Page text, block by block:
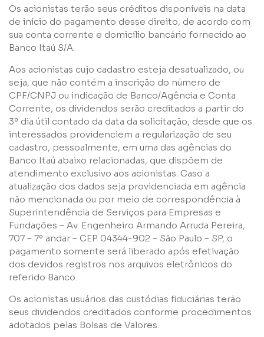
Os acionistas terão seus créditos disponíveis na data
de início do pagamento desse direito, de acordo com
sua conta corrente e domicílio bancário fornecido ao
Banco Itaú S/A.
Aos acionistas cujo cadastro esteja desatualizado, ou
seja, que não contém a inscrição do número de
CPF/CNPJ ou indicação de Banco/Agência e Conta
Corrente, os dividendos serão creditados a partir do
3º dia útil contado da data da solicitação, desde que os
interessados providenciem a regularização de seu
cadastro, pessoalmente, em uma das agências do
Banco Itaú abaixo relacionadas, que dispõem de
atendimento exclusivo aos acionistas. Caso a
atualização dos dados seja providenciada em agência
não mencionada ou por meio de correspondência à
Superintendência de Serviços para Empresas e
Fundações – Av. Engenheiro Armando Arruda Pereira,
707 – 7º andar – CEP 04344-902 – São Paulo – SP, o
pagamento somente será liberado após efetivação
dos devidos registros nos arquivos eletrônicos do
referido Banco.
Os acionistas usuários das custódias fiduciárias terão
seus dividendos creditados conforme procedimentos
adotados pelas Bolsas de Valores.
Empresa
Perfil
Grupos
Li e concordo com osTermos de Uso e
Privacidade
Enviar